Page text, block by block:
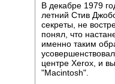
В декабре 1979
летний Стив
секреты, не
понял, что
именно таким
центре Xerox, и
"Macintosh".